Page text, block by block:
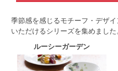
季節感を感じるモチーフ・デザ
いただけるシリーズを集めました
ルーシーガーデン